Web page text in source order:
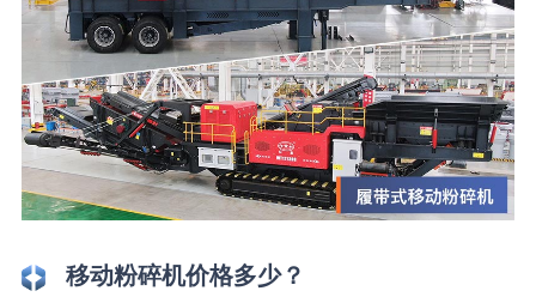
移动粉碎机价格多少？